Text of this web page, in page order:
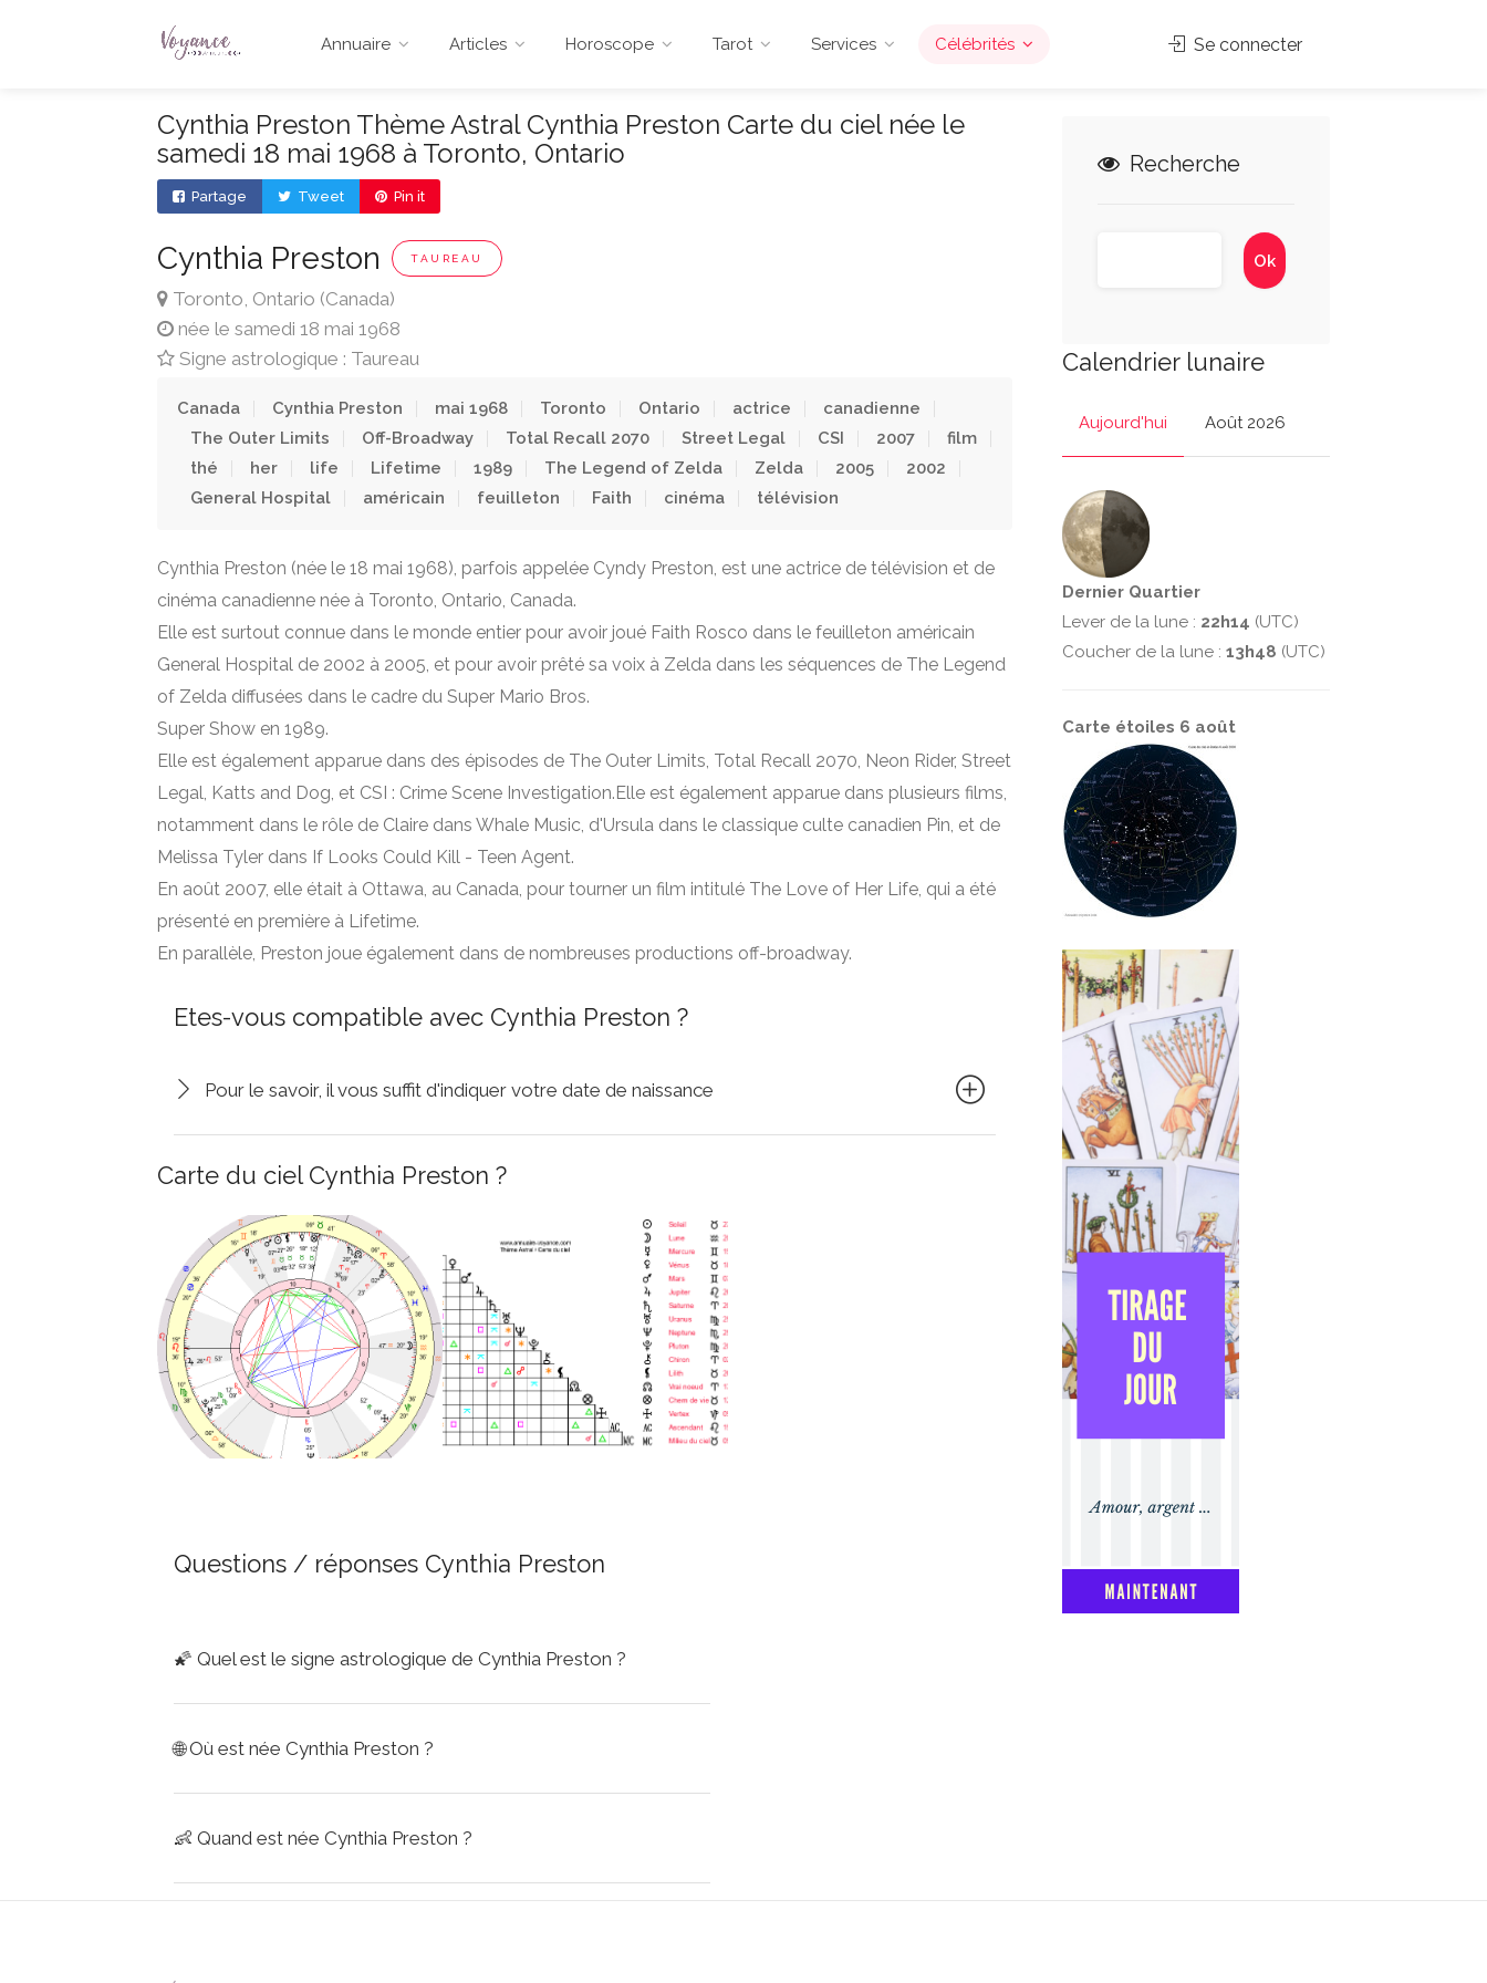
Annuaire Articles Horoscope Tarot Services Célébrités Se connecter
Cynthia Preston Thème Astral Cynthia Preston Carte du ciel née le
samedi 18 mai 1968 à Toronto, Ontario
Partage Tweet Pin it
Cynthia Preston TAUREAU
Toronto, Ontario (Canada)
née le samedi 18 mai 1968
Signe astrologique : Taureau
Canada Cynthia Preston mai 1968 Toronto Ontario actrice
canadienne
The Outer Limits
Off-Broadway Total Recall 2070 Street Legal CSI 2007
film
thé
her life Lifetime 1989 The Legend of Zelda Zelda 2005
2002
General Hospital
américain feuilleton Faith cinéma télévision
Cynthia Preston (née le 18 mai 1968), parfois appelée Cyndy Preston, est une actrice de télévision et de
cinéma canadienne née à Toronto, Ontario, Canada.
Elle est surtout connue dans le monde entier pour avoir joué Faith Rosco dans le feuilleton américain
General Hospital de 2002 à 2005, et pour avoir prêté sa voix à Zelda dans les séquences de The Legend
of Zelda diffusées dans le cadre du Super Mario Bros.
Super Show en 1989.
Elle est également apparue dans des épisodes de The Outer Limits, Total Recall 2070, Neon Rider, Street
Legal, Katts and Dog, et CSI : Crime Scene Investigation.Elle est également apparue dans plusieurs films,
notamment dans le rôle de Claire dans Whale Music, d'Ursula dans le classique culte canadien Pin, et de
Melissa Tyler dans If Looks Could Kill - Teen Agent.
En août 2007, elle était à Ottawa, au Canada, pour tourner un film intitulé The Love of Her Life, qui a été
présenté en première à Lifetime.
En parallèle, Preston joue également dans de nombreuses productions off-broadway.
Etes-vous compatible avec Cynthia Preston ?
Pour le savoir, il vous suffit d'indiquer votre date de naissance
Carte du ciel Cynthia Preston ?
Questions / réponses Cynthia Preston
🌠 Quel est le signe astrologique de Cynthia Preston ?
🌐Où est née Cynthia Preston ?
👶 Quand est née Cynthia Preston ?
Recherche
Calendrier lunaire
Aujourd'hui Août 2026
Dernier Quartier
Lever de la lune : 22h14 (UTC)
Coucher de la lune : 13h48 (UTC)
Carte étoiles 6 août